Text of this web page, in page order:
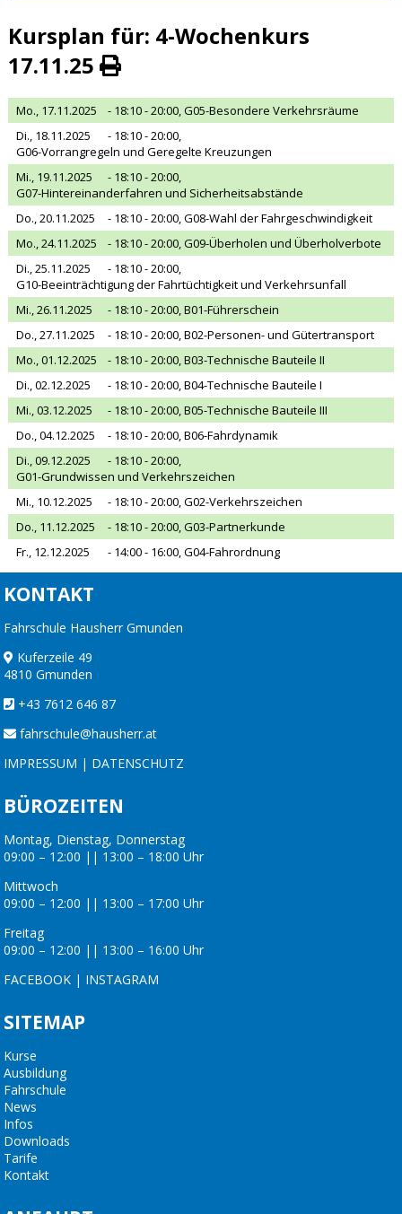
Kursplan für: 4-Wochenkurs
17.11.25
Mo., 17.11.2025 - 18:10 - 20:00,G05-Besondere Verkehrsräume
Di., 18.11.2025
- 18:10 - 20:00,
G06-Vorrangregeln und Geregelte Kreuzungen
Mi., 19.11.2025
- 18:10 - 20:00,
G07-Hintereinanderfahren und Sicherheitsabstände
Do., 20.11.2025
- 18:10 - 20:00,G08-Wahl der Fahrgeschwindigkeit
Mo., 24.11.2025
- 18:10 - 20:00,G09-Überholen und Überholverbote
Di., 25.11.2025
- 18:10 - 20:00,
G10-Beeinträchtigung der Fahrtüchtigkeit und Verkehrsunfall
Mi., 26.11.2025
- 18:10 - 20:00,B01-Führerschein
Do., 27.11.2025
- 18:10 - 20:00,B02-Personen- und Gütertransport
Mo., 01.12.2025
- 18:10 - 20:00,B03-Technische Bauteile II
Di., 02.12.2025
- 18:10 - 20:00,B04-Technische Bauteile I
Mi., 03.12.2025
- 18:10 - 20:00,B05-Technische Bauteile III
Do., 04.12.2025
- 18:10 - 20:00,B06-Fahrdynamik
Di., 09.12.2025
- 18:10 - 20:00,
G01-Grundwissen und Verkehrszeichen
Mi., 10.12.2025
- 18:10 - 20:00,G02-Verkehrszeichen
Do., 11.12.2025
- 18:10 - 20:00,G03-Partnerkunde
Fr., 12.12.2025
- 14:00 - 16:00,G04-Fahrordnung
KONTAKT
Fahrschule Hausherr Gmunden
Kuferzeile 49
4810 Gmunden
+43 7612 646 87
fahrschule@hausherr.at
IMPRESSUM | DATENSCHUTZ
BÜROZEITEN
Montag, Dienstag, Donnerstag
09:00 – 12:00 || 13:00 – 18:00 Uhr
Mittwoch
09:00 – 12:00 || 13:00 – 17:00 Uhr
Freitag
09:00 – 12:00 || 13:00 – 16:00 Uhr
FACEBOOK | INSTAGRAM
SITEMAP
Kurse
Ausbildung
Fahrschule
News
Infos
Downloads
Tarife
Kontakt